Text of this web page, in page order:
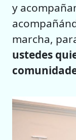
y
marcha,
ustedes